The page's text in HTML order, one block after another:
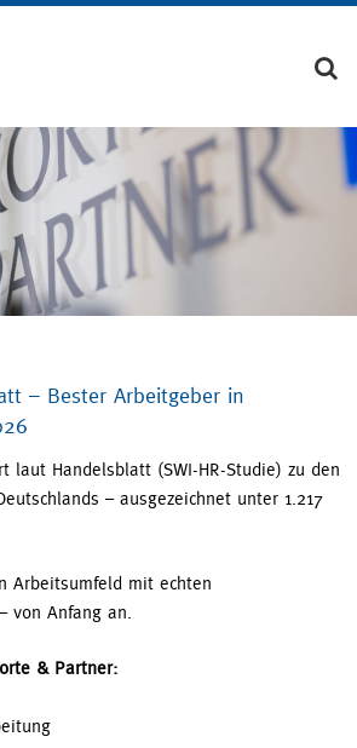
– Bester Arbeitgeber in
laut Handelsblatt (SWI-HR-Studie) zu den
– ausgezeichnet unter 1.217
Arbeitsumfeld mit echten
von Anfang an.
& Partner: